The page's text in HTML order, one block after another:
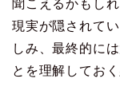
聞こえるかもし
現実が隠されて
しみ、最終的に
とを理解してお